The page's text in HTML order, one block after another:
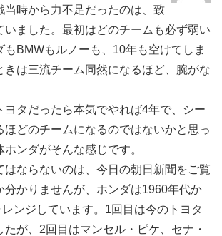
時から力不足だったのは、致
いました。最初はどのチームも必ず弱い
もBMWもルノーも、10年も空けてしま
きは三流チーム同然になるほど、腕がな
タだったら本気でやれば4年で、シー
ほどのチームになるのではないかと思っ
ンダがそんな感じです。
ならないのは、今日の朝日新聞をご覧
分かりませんが、ホンダは1960年代か
ンジしています。1回目は今のトヨタ
が、2回目はマンセル・ピケ、セナ・